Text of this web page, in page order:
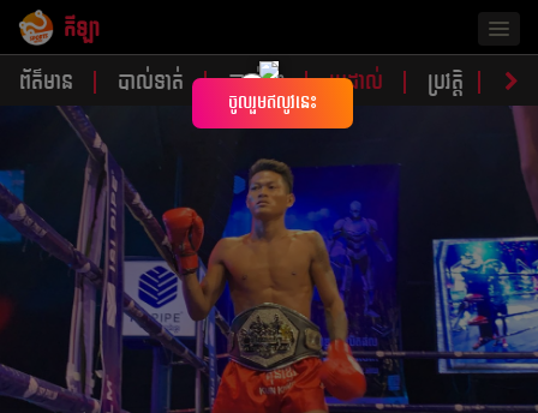
កីឡា
ព័ត៌មាន បាល់ទាត់ បាល់ទះ ប្រដាល់ ប្រវត្តិ​​ វិភា
×
ចូលរួមឥលូវនេះ